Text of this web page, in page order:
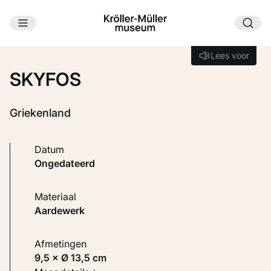
Ga naar hoofdinhoud
Lees voor
Lees voor
SKYFOS
Griekenland
Datum
ongedateerd
Materiaal
Aardewerk
Afmetingen
9,5 × Ø 13,5 cm